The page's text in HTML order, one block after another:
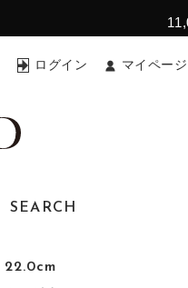
ログイン マイページ
SEARCH
22.0cm